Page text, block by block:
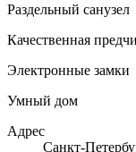
Раздельный санузел
Качественная
Электронные замки
Умный дом
Адрес
Санкт-